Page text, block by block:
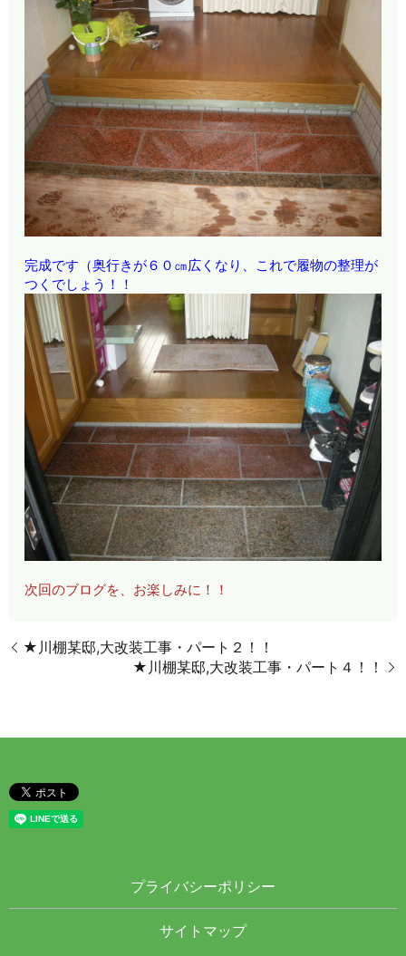
完成です（奥行きが６０㎝広くなり、これで履物の整理が
つくでしょう！！
次回のブログを、お楽しみに！！
★川棚某邸,大改装工事・パート２！！
★川棚某邸,大改装工事・パート４！！
プライバシーポリシー
サイトマップ